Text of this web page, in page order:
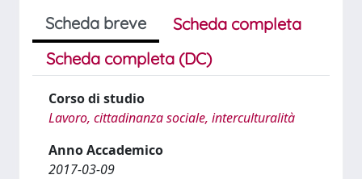
Scheda breve
Scheda completa
Scheda completa (DC)
Corso di studio
Lavoro, cittadinanza sociale, interculturalità
Anno Accademico
2017-03-09